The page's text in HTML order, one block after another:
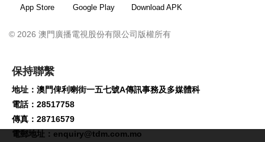
App Store Google Play Download APK
© 2026 澳門廣播電視股份有限公司版權所有
保持聯繫
地址：澳門俾利喇街一五七號A傳訊事務及多媒體科
電話：28517758
傳真：28716579
電郵地址： enquiry@tdm.com.mo